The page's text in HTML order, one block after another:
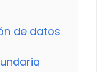
de datos